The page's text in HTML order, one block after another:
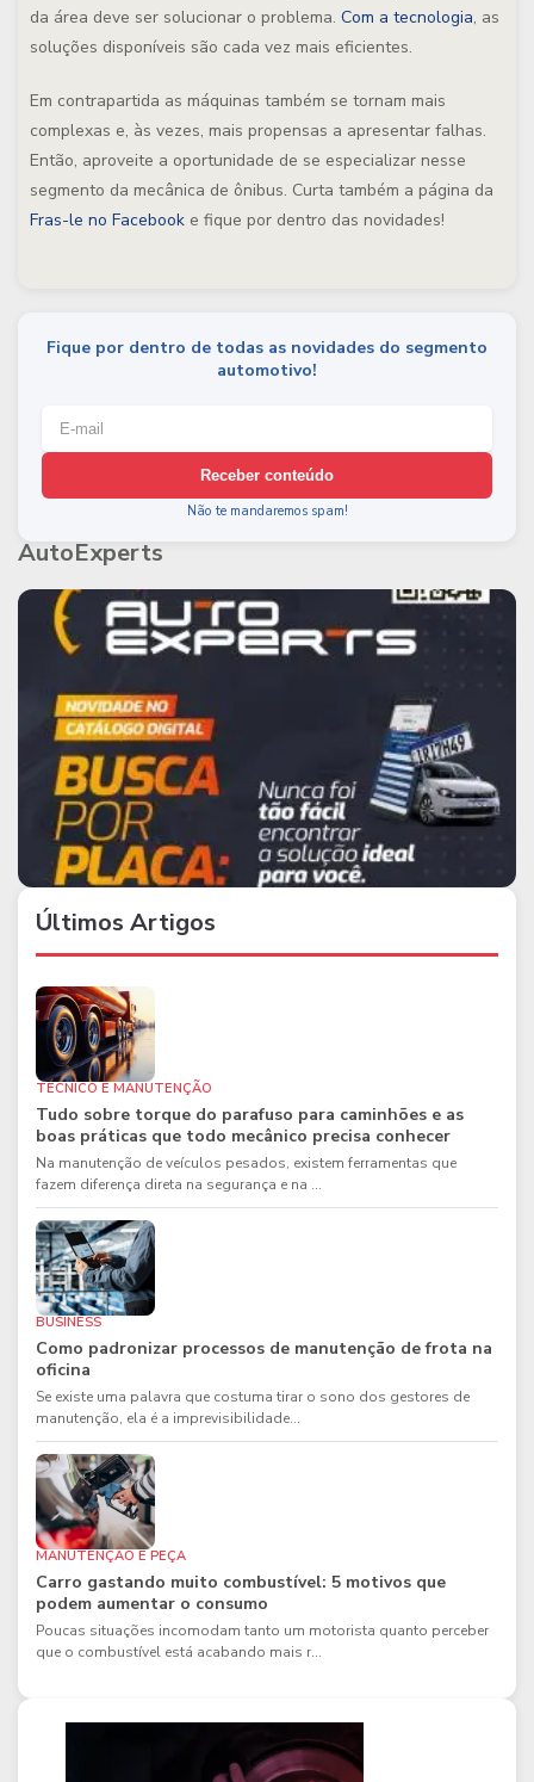
da área deve ser solucionar o problema. Com a tecnologia, as
soluções disponíveis são cada vez mais eficientes.
Em contrapartida as máquinas também se tornam mais
complexas e, às vezes, mais propensas a apresentar falhas.
Então, aproveite a oportunidade de se especializar nesse
segmento da mecânica de ônibus. Curta também a página da
Fras-le no Facebook e fique por dentro das novidades!
Fique por dentro de todas as novidades do segmento
automotivo!
Receber conteúdo
Não te mandaremos spam!
AutoExperts
Últimos Artigos
TÉCNICO E MANUTENÇÃO
Tudo sobre torque do parafuso para caminhões e as
boas práticas que todo mecânico precisa conhecer
Na manutenção de veículos pesados, existem ferramentas que
fazem diferença direta na segurança e na ...
BUSINESS
Como padronizar processos de manutenção de frota na
oficina
Se existe uma palavra que costuma tirar o sono dos gestores de
manutenção, ela é a imprevisibilidade...
MANUTENÇÃO E PEÇA
Carro gastando muito combustível: 5 motivos que
podem aumentar o consumo
Poucas situações incomodam tanto um motorista quanto perceber
que o combustível está acabando mais r...